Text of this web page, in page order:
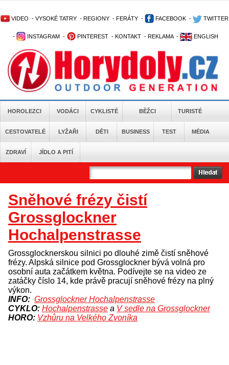
VIDEO - VYSOKÉ TATRY - REGIONY - FERÁTY - FACEBOOK - TWITTER
- INSTAGRAM - PINTEREST - KONTAKT - REKLAMA - ENGLISH
HOROLEZCI VODÁCI CYKLISTÉ BĚŽCI TURISTÉ
CESTOVATELÉ LYŽAŘI DĚTI BUSINESS TEST MÉDIA
ZDRAVÍ JÍDLO A PITÍ
Sněhové frézy čistí
Grossglockner
Hochalpenstrasse
Grossglocknerskou silnici po dlouhé zimě čistí sněhové
frézy. Alpská silnice pod Grossglockner bývá volná pro
osobní auta začátkem května. Podívejte se na video ze
zatáčky číslo 14, kde právě pracují sněhové frézy na plný
výkon.
INFO: Grossglockner Hochalpenstrasse
CYKLO: Hochalpenstrasse a V sedle na Grossglockner
HORO: Vzhůru na Velkého Zvoníka